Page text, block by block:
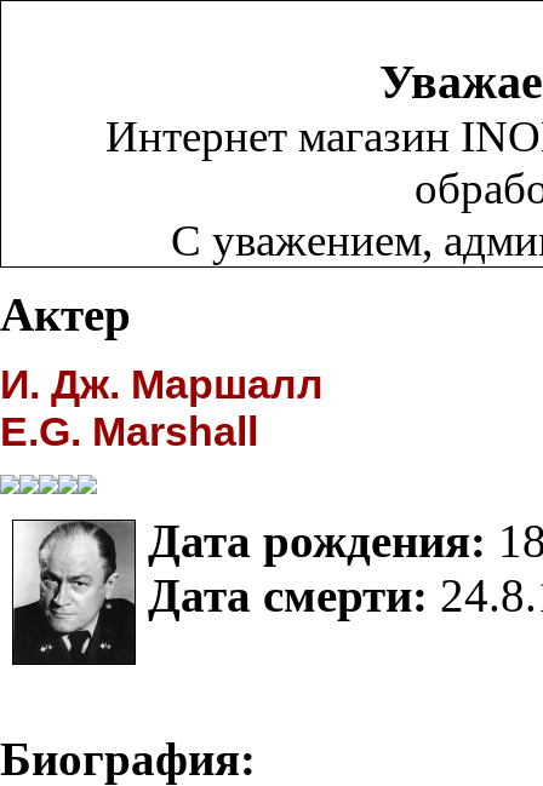
Интернет магазин
С уважением,
Актер
И. Дж. Маршалл
E.G. Marshall
Дата рождения:
Дата смерти:
Биография: